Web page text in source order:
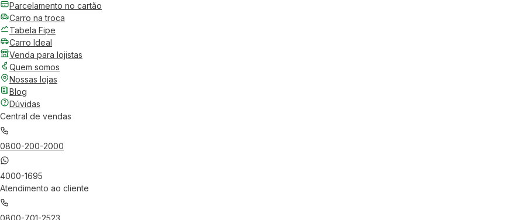
Parcelamento no cartão
Carro na troca
Tabela Fipe
Carro Ideal
Venda para lojistas
Quem somos
Nossas lojas
Blog
Dúvidas
Central de vendas
0800-200-2000
4000-1695
Atendimento ao cliente
0800-701-2523